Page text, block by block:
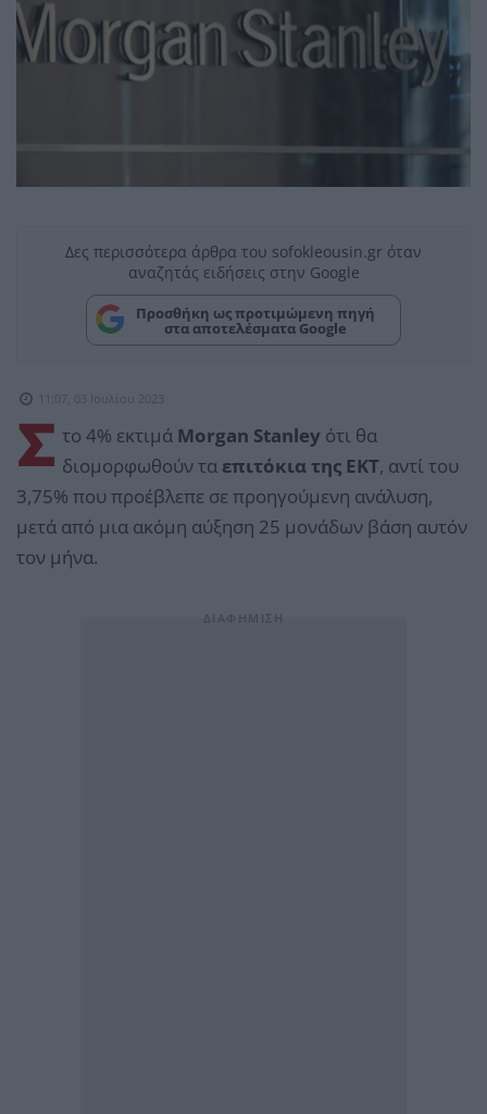
Δες περισσότερα άρθρα του sofokleousin.gr όταν
αναζητάς ειδήσεις στην Google
Προσθήκη ως προτιμώμενη πηγή
στα αποτελέσματα Google
11:07, 03 Ιουλίου 2023
Σ το 4% εκτιμά Morgan Stanley ότι θα
διομορφωθούν τα επιτόκια της ΕΚΤ, αντί του
3,75% που προέβλεπε σε προηγούμενη ανάλυση,
μετά από μια ακόμη αύξηση 25 μονάδων βάση αυτόν
τον μήνα.